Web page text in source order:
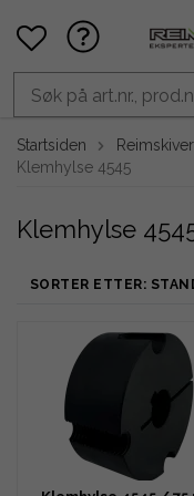
Startsiden
Klemhylse 4545
Klemhylse
SORTER ETTER: